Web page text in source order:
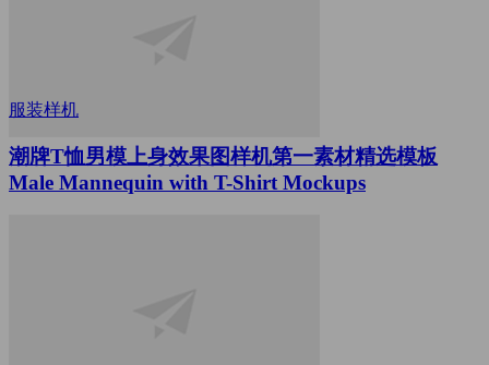
服装样机
潮牌T恤男模上身效果图样机第一素材精选模板
Male Mannequin with T-Shirt Mockups